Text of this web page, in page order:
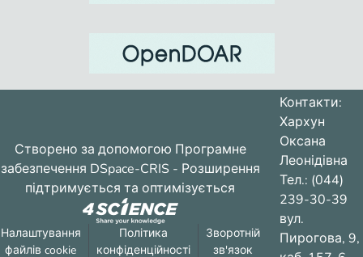
Створено за допомогою Програмне
забезпечення DSpace-CRIS - Розширення
підтримується та оптимізується
Налаштування
файлів cookie
Політика
конфіденційності
Зворотній
зв'язок
Контакти:
Хархун
Оксана
Леонідівна
Тел.: (044)
239-30-39
вул.
Пирогова, 9,